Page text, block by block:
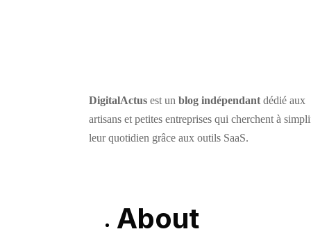
DigitalActus est un blog indépendant dédié aux
artisans et petites entreprises qui cherchent à
leur quotidien grâce aux outils SaaS.
About